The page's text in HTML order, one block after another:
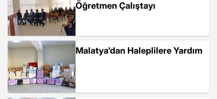
Öğretmen Çalıştayı
Malatya'dan Haleplilere Yardım